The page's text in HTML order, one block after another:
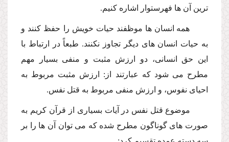
ترین آن ها فهرستوار اشاره كنیم.
همه انسان ها موظفند حیات خویش را حفظ كنند و
به حیات انسان هاى دیگر تجاوز نكنند. طبعاً در ارتباط با
این حق انسانى، دو ارزش مثبت و منفى بسیار مهم
مطرح مى شود كه عبارتند از: ارزش مثبت مربوط به
احیاى نفوس، و ارزش منفى مربوط به قتل نفس.
موضوع قتل نفس در آیات بسیارى از قرآن كریم به
صورت هاى گوناگون مطرح شده كه مى توان آن ها را بر